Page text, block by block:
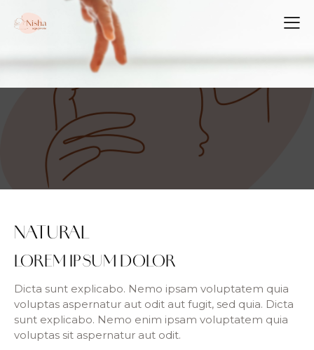
NATURAL
LOREM IPSUM DOLOR
Dicta sunt explicabo. Nemo ipsam voluptatem quia
voluptas aspernatur aut odit aut fugit, sed quia. Dicta
sunt explicabo. Nemo enim ipsam voluptatem quia
voluptas sit aspernatur aut odit.